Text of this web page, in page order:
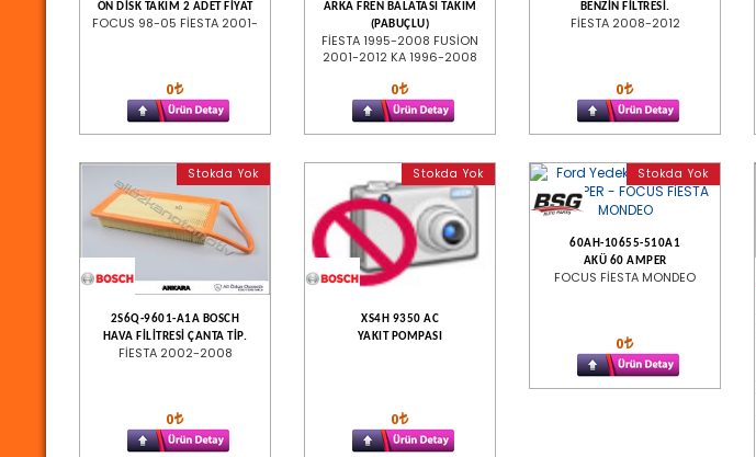
ÖN DİSK TAKIM 2 ADET FİYAT
FOCUS 98-05 FİESTA 2001-
0
ARKA FREN BALATASI TAKIM
(PABUÇLU)
FİESTA 1995-2008 FUSİON
2001-2012 KA 1996-2008
0
BENZİN FİLTRESİ.
FİESTA 2008-2012
0
Stokda Yok
2S6Q-9601-A1A BOSCH
HAVA FİLİTRESİ ÇANTA TİP.
FİESTA 2002-2008
0
Stokda Yok
XS4H 9350 AC
YAKIT POMPASI
0
Stokda Yok
60AH-10655-510A1
AKÜ 60 AMPER
FOCUS FİESTA MONDEO
0